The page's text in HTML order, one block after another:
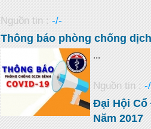
Nguồn tin : -/-
Thông báo phòng chống
...
Nguồn tin :
Đại Hội
Năm 2017